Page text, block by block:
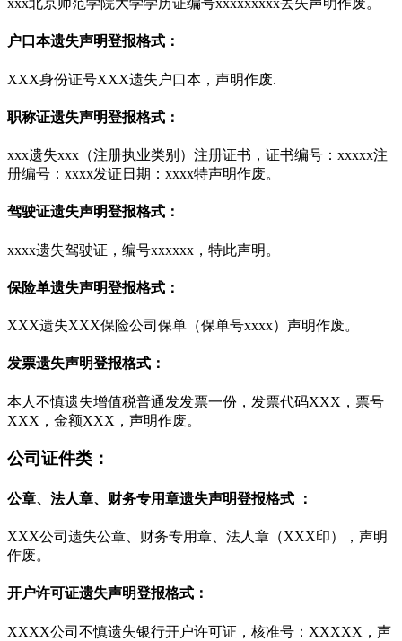
xxx北京师范学院大学学历证编号xxxxxxxxx丢失声明作废。
户口本遗失声明登报格式：
XXX身份证号XXX遗失户口本，声明作废.
职称证遗失声明登报格式：
xxx遗失xxx（注册执业类别）注册证书，证书编号：xxxxx注
册编号：xxxx发证日期：xxxx特声明作废。
驾驶证遗失声明登报格式：
xxxx遗失驾驶证，编号xxxxxx，特此声明。
保险单遗失声明登报格式：
XXX遗失XXX保险公司保单（保单号xxxx）声明作废。
发票遗失声明登报格式：
本人不慎遗失增值税普通发发票一份，发票代码XXX，票号
XXX，金额XXX，声明作废。
公司证件类：
公章、法人章、财务专用章遗失声明登报格式 ：
XXX公司遗失公章、财务专用章、法人章（XXX印），声明
作废。
开户许可证遗失声明登报格式：
XXXX公司不慎遗失银行开户许可证，核准号：XXXXX，声